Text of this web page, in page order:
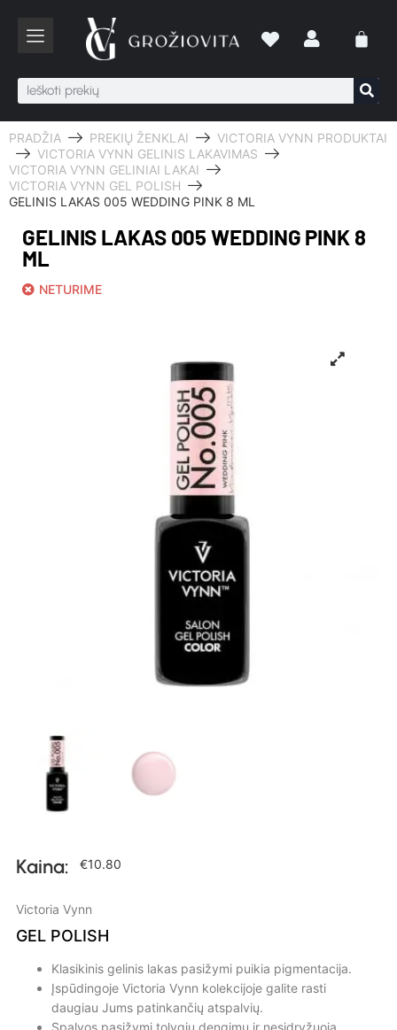
PRADŽIA PREKIŲ ŽENKLAI
VICTORIA VYNN PRODUKTAI
VICTORIA VYNN GELINIS LAKAVIMAS
VICTORIA VYNN GELINIAI LAKAI
VICTORIA VYNN GEL POLISH
GELINIS LAKAS 005 WEDDING PINK 8 ML
GELINIS LAKAS 005 WEDDING PINK 8
ML
NETURIME
Kaina: €10.80
Victoria Vynn
GEL POLISH
Klasikinis gelinis lakas pasižymi puikia pigmentacija.
Įspūdingoje Victoria Vynn kolekcijoje galite rasti
daugiau Jums patinkančių atspalvių.
Spalvos pasižymi tolygiu dengimu ir nesidryžuoja.